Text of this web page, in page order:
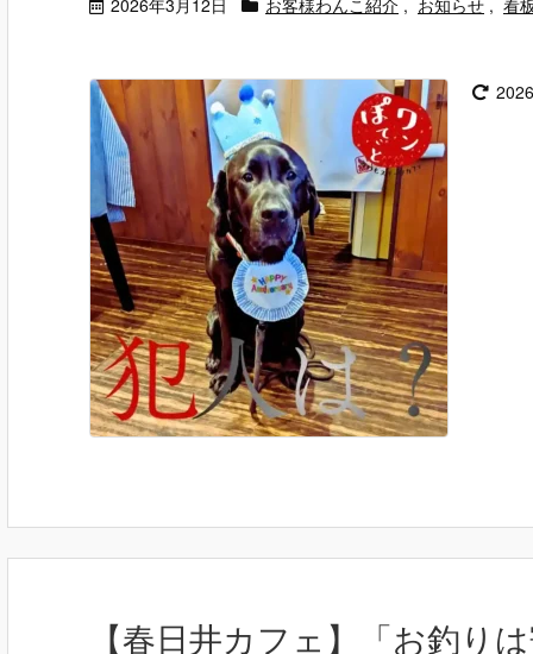
2026年3月12日 お客様わんこ紹介 , お知らせ , 看
【春日井カフェ】「お釣り